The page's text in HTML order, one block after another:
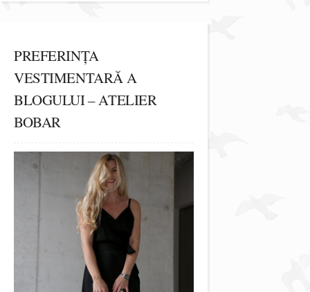
PREFERINȚA
VESTIMENTARĂ A
BLOGULUI – ATELIER
BOBAR